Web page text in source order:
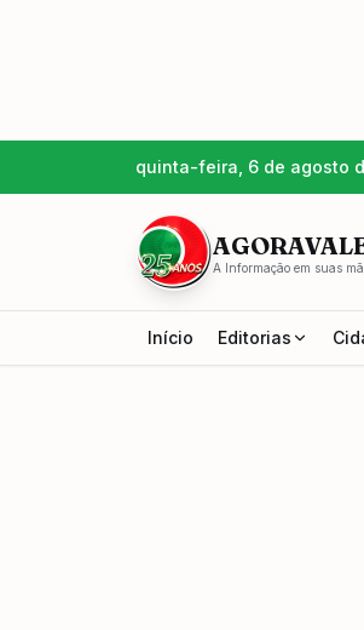
quinta-feira, 6 de agosto
A Informação em suas
Início Editorias